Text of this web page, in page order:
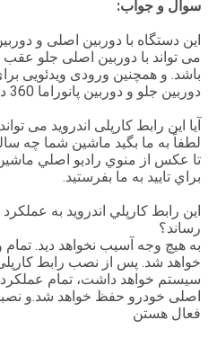
سوال و جواب:
این دستگاه با دوربین اصلی و دوربین ۳۶۰ من
باشد. و همچنین ورودی ویدئویی
دوربین جلو و دوربین پانوراما 360 دارد.
آیا این رابط کارپلی اندروید می
لطفاً به ما بگيد ماشين شما چه
تا عکس از منوي راديو اصلي
براي تاييد به ما بفرستيد.
اين رابط کارپلي اندرويد به
رساند؟
به هیچ وجه آسیب نخواهد دید.
خواهد شد. پس از نصب رابط
سیستم خواهد داشت، تمام
اصلی خودرو حفظ خواهد شد.و
فعال هستن